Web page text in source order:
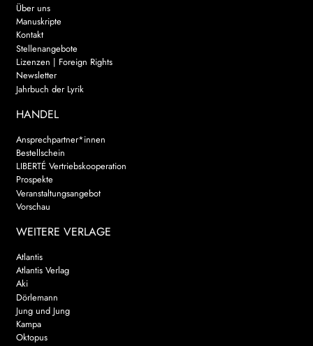
Über uns
Manuskripte
Kontakt
Stellenangebote
Lizenzen | Foreign Rights
Newsletter
Jahrbuch der Lyrik
HANDEL
Ansprechpartner*innen
Bestellschein
LIBERTÉ Vertriebskooperation
Prospekte
Veranstaltungsangebot
Vorschau
WEITERE VERLAGE
Atlantis
Atlantis Verlag
Aki
Dörlemann
Jung und Jung
Kampa
Oktopus